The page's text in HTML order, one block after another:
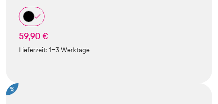
59,90 €
Lieferzeit:1-3 Werktage
%